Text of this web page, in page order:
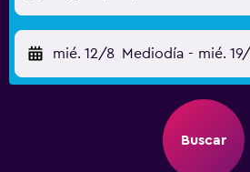
mié. 12/8 Mediodía - mié.
Buscar